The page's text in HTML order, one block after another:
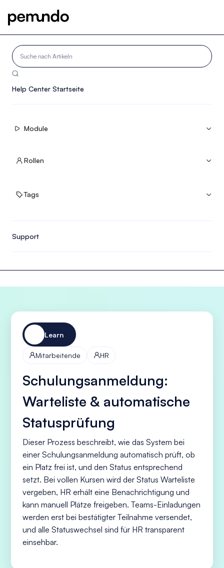

Help Center Startseite
 Module 
 Rollen 
 Tags 
Support
Learn
Mitarbeitende HR
Schulungsanmeldung:
Warteliste & automatische
Statusprüfung
Dieser Prozess beschreibt, wie das System bei
einer Schulungsanmeldung automatisch prüft, ob
ein Platz frei ist, und den Status entsprechend
setzt. Bei vollen Kursen wird der Status Warteliste
vergeben, HR erhält eine Benachrichtigung und
kann manuell Plätze freigeben. Teams-Einladungen
werden erst bei bestätigter Teilnahme versendet,
und alle Statuswechsel sind für HR transparent
einsehbar.